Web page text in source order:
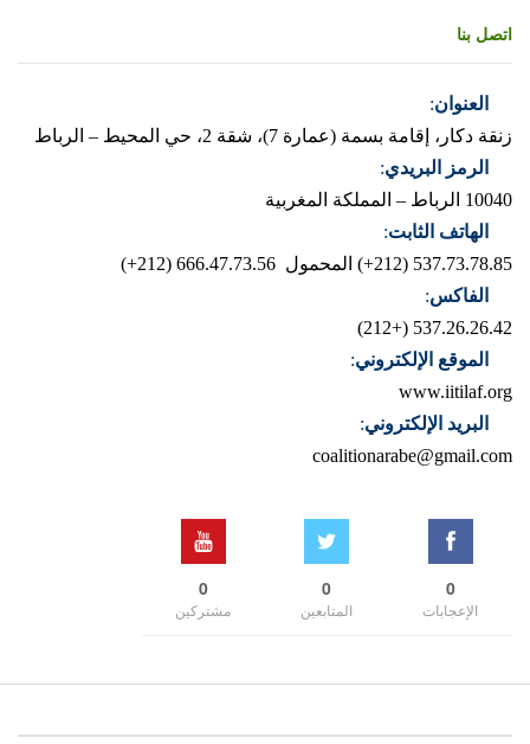
اتصل بنا
العنوان:
زنقة دكار، إقامة بسمة (عمارة 7)، شقة 2، حي المحيط – الرباط
الرمز البريدي:
10040 الرباط – المملكة المغربية
الهاتف الثابت:
537.73.78.85 (212+)
المحمول 666.47.73.56 (212+)
الفاكس:
537.26.26.42 (+212)
الموقع الإلكتروني:
www.iitilaf.org
البريد الإلكتروني:
coalitionarabe@gmail.com
0
الإعجابات
0
المتابعين
0
مشتركين